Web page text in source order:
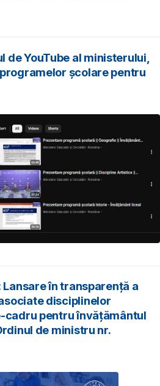
de YouTube al ministerului,
școlare pentru
Lansare în transparență a
disciplinelor
cadru pentru învățământul
de ministru nr.